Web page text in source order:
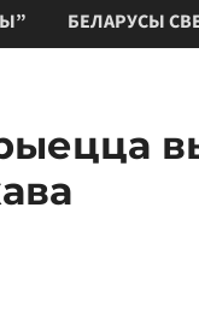
БЕЛАРУСЫ